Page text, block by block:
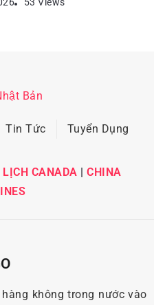
Tin Tức Tuyển Dụng
LỊCH CANADA | CHINA
không trong nước vào